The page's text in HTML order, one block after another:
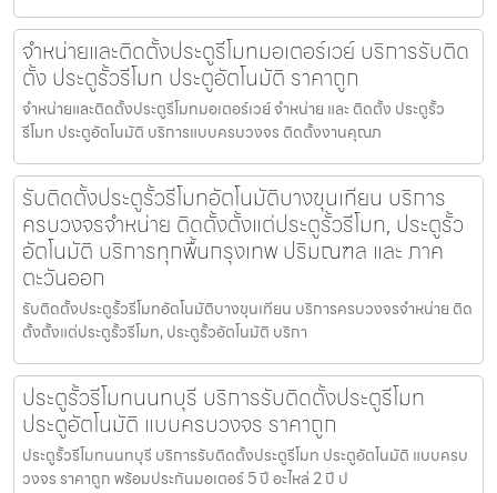
จำหน่ายและติดตั้งประตูรีโมทมอเตอร์เวย์ บริการรับติด
ตั้ง ประตูรั้วรีโมท ประตูอัตโนมัติ ราคาถูก
จำหน่ายและติดตั้งประตูรีโมทมอเตอร์เวย์ จำหน่าย และ ติดตั้ง ประตูรั้ว
รีโมท ประตูอัตโนมัติ บริการแบบครบวงจร ติดตั้งงานคุณภ
รับติดตั้งประตูรั้วรีโมทอัตโนมัติบางขุนเทียน บริการ
ครบวงจรจำหน่าย ติดตั้งตั้งแต่ประตูรั้วรีโมท, ประตูรั้ว
อัตโนมัติ บริการทุกพื้นกรุงเทพ ปริมณฑล และ ภาค
ตะวันออก
รับติดตั้งประตูรั้วรีโมทอัตโนมัติบางขุนเทียน บริการครบวงจรจำหน่าย ติด
ตั้งตั้งแต่ประตูรั้วรีโมท, ประตูรั้วอัตโนมัติ บริกา
ประตูรั้วรีโมทนนทบุรี บริการรับติดตั้งประตูรีโมท
ประตูอัตโนมัติ แบบครบวงจร ราคาถูก
ประตูรั้วรีโมทนนทบุรี บริการรับติดตั้งประตูรีโมท ประตูอัตโนมัติ แบบครบ
วงจร ราคาถูก พร้อมประกันมอเตอร์ 5 ปี อะไหล่ 2 ปี ป